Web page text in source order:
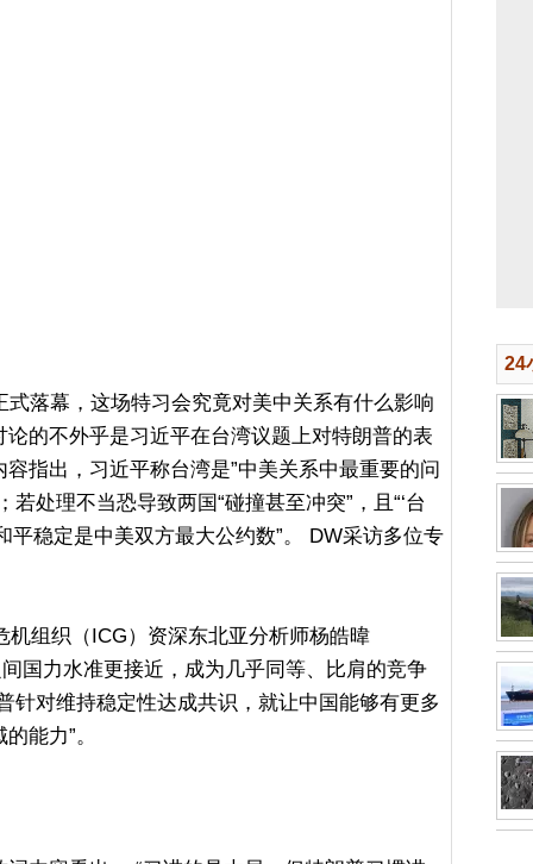
落幕，这场特习会究竟对美中关系有什么影响
的不外乎是习近平在台湾议题上对特朗普的表
指出，习近平称台湾是”中美关系中最重要的问
处理不当恐导致两国“碰撞甚至冲突”，且“‘台
平稳定是中美双方最大公约数”。 DW采访多位专
机组织（ICG）资深东北亚分析师杨皓暐
国力水准更接近，成为几乎同等、比肩的竞争
针对维持稳定性达成共识，就让中国能够有更多
能力”。
24